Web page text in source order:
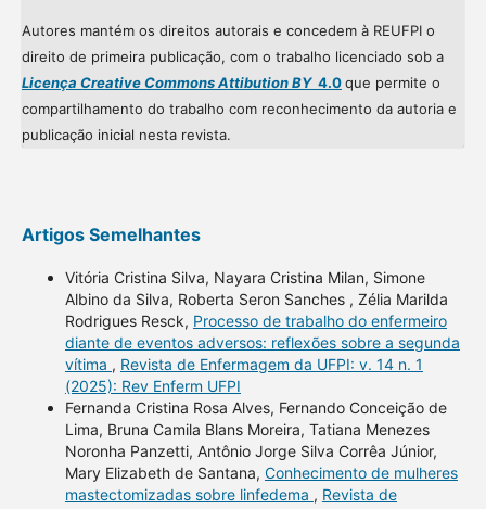
Autores mantém os direitos autorais e concedem à REUFPI o
direito de primeira publicação, com o trabalho licenciado sob a
Licença Creative Commons Attibution BY4.0que permite o
compartilhamento do trabalho com reconhecimento da autoria e
publicação inicial nesta revista.
Artigos Semelhantes
Vitória Cristina Silva, Nayara Cristina Milan, Simone
Albino da Silva, Roberta Seron Sanches , Zélia Marilda
Rodrigues Resck, Processo de trabalho do enfermeiro
diante de eventos adversos: reflexões sobre a segunda
vítima , Revista de Enfermagem da UFPI: v. 14 n. 1
(2025): Rev Enferm UFPI
Fernanda Cristina Rosa Alves, Fernando Conceição de
Lima, Bruna Camila Blans Moreira, Tatiana Menezes
Noronha Panzetti, Antônio Jorge Silva Corrêa Júnior,
Mary Elizabeth de Santana, Conhecimento de mulheres
mastectomizadas sobre linfedema , Revista de